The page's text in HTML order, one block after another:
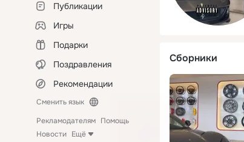
Публикации
Игры
Подарки
Поздравления
Рекомендации
Сменить язык
Рекламодателям Помощь
Новости Ещё
Сборники